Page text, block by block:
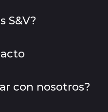
S&V?
con nosotros?